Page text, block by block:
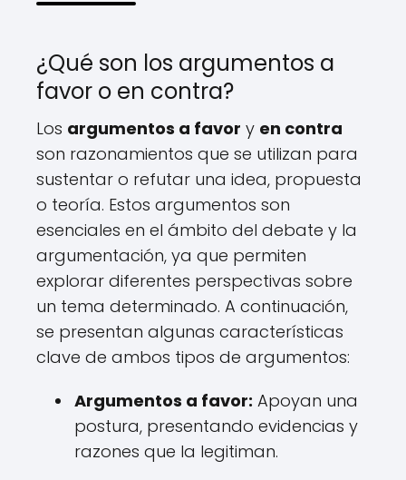
¿Qué son los argumentos a
favor o en contra?
Los argumentos a favor y en contra
son razonamientos que se utilizan para
sustentar o refutar una idea, propuesta
o teoría. Estos argumentos son
esenciales en el ámbito del debate y la
argumentación, ya que permiten
explorar diferentes perspectivas sobre
un tema determinado. A continuación,
se presentan algunas características
clave de ambos tipos de argumentos:
Argumentos a favor: Apoyan una
postura, presentando evidencias y
razones que la legitiman.